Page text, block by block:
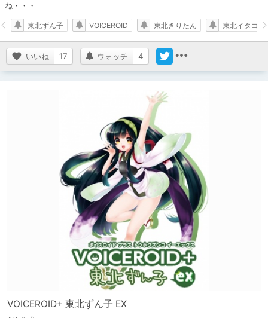
ね・・・
いいね 17 ウォッチ 4
東北ずん子 VOICEROID 東北きりたん 東北イタコ
VOICEROID+ 東北ずん子 EX